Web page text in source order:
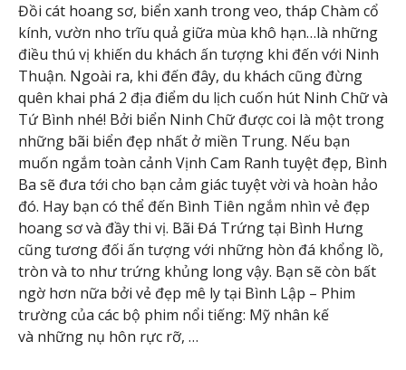
Đồi cát hoang sơ, biển xanh trong veo, tháp Chàm cổ
kính, vườn nho trĩu quả giữa mùa khô hạn…là những
điều thú vị khiến du khách ấn tượng khi đến với Ninh
Thuận. Ngoài ra, khi đến đây, du khách cũng đừng
quên khai phá 2 địa điểm du lịch cuốn hút Ninh Chữ và
Tứ Bình nhé! Bởi biển Ninh Chữ được coi là một trong
những bãi biển đẹp nhất ở miền Trung. Nếu bạn
muốn ngắm toàn cảnh Vịnh Cam Ranh tuyệt đẹp, Bình
Ba sẽ đưa tới cho bạn cảm giác tuyệt vời và hoàn hảo
đó. Hay bạn có thể đến Bình Tiên ngắm nhìn vẻ đẹp
hoang sơ và đầy thi vị. Bãi Đá Trứng tại Bình Hưng
cũng tương đối ấn tượng với những hòn đá khổng lồ,
tròn và to như trứng khủng long vậy. Bạn sẽ còn bất
ngờ hơn nữa bởi vẻ đẹp mê ly tại Bình Lập – Phim
trường của các bộ phim nổi tiếng: Mỹ nhân kế
và những nụ hôn rực rỡ, …